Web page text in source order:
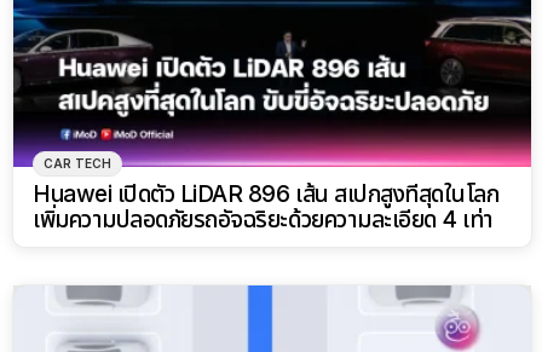
CAR TECH
Huawei เปิดตัว LiDAR 896 เส้น สเปกสูงที่สุดในโลก
เพิ่มความปลอดภัยรถอัจฉริยะด้วยความละเอียด 4 เท่า